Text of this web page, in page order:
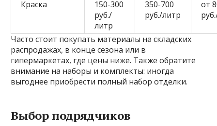
Краска
150-300
руб./
литр
350-700
руб./литр
от
Часто стоит покупать материалы на складских
распродажах, в конце сезона или в
гипермаркетах, где цены ниже. Также обратите
внимание на наборы и комплекты: иногда
выгоднее приобрести полный набор отделки.
Выбор подрядчиков